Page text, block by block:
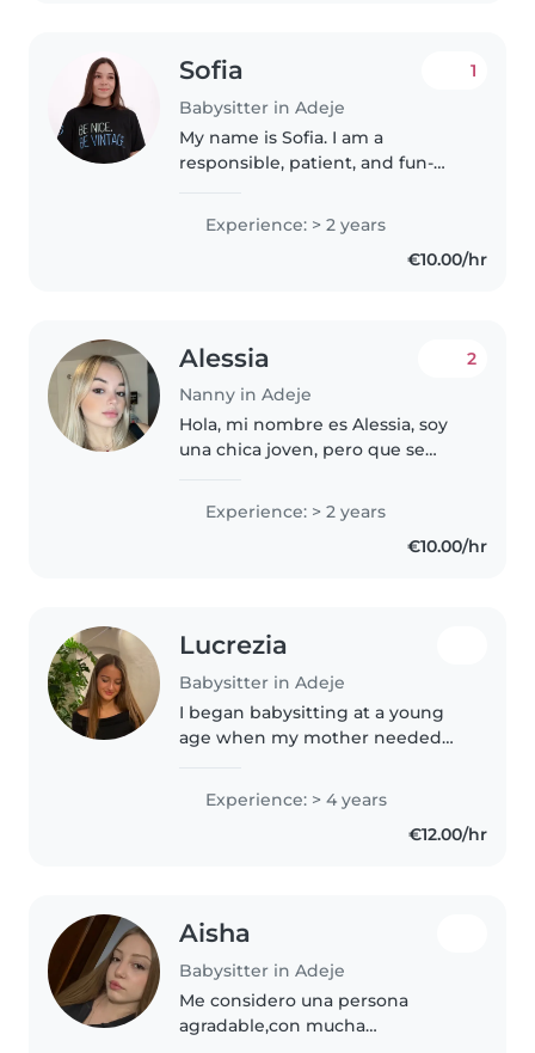
Sofia
Babysitter in Adeje
1
My name is Sofia. I am a
responsible, patient, and fun-
strive to create a safe, nurturing,
and enjoyable environment
Experience: > 2 years
€10.00/hr
Alessia
Nanny in Adeje
2
Hola, mi nombre es Alessia, soy
una chica joven, pero que se
sobre todo a bebés de 0-3 años
desde los 16 años, legalmente,
pero siempre he tenido un don,..
Experience: > 2 years
€10.00/hr
Lucrezia
Babysitter in Adeje
I began babysitting at a young
age when my mother needed
brother. From then on, I
developed a passion for caring
for others and enjoyed spending
Experience: > 4 years
€12.00/hr
Aisha
Babysitter in Adeje
Me considero una persona
agradable,con mucha